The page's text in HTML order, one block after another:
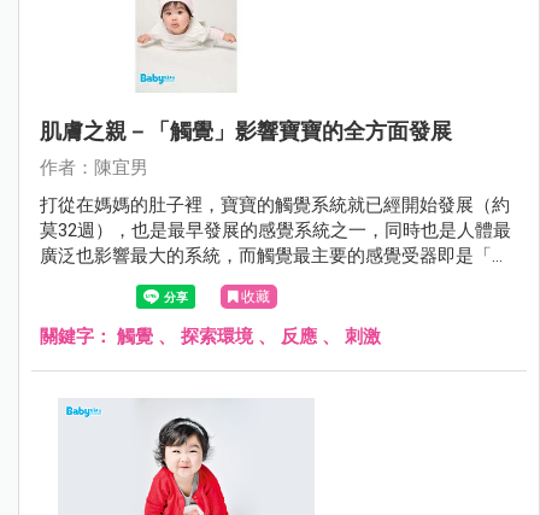
肌膚之親－「觸覺」影響寶寶的全方面發展
作者：陳宜男
打從在媽媽的肚子裡，寶寶的觸覺系統就已經開始發展（約
莫32週），也是最早發展的感覺系統之一，同時也是人體最
廣泛也影響最大的系統，而觸覺最主要的感覺受器即是「皮
收藏
關鍵字： 觸覺 、 探索環境、 反應 、 刺激